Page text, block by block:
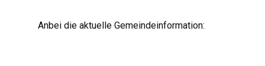
Anbei die aktuelle Gemeindeinformation: